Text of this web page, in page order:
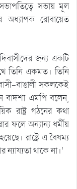
সভায় মূল
অধ্যাপক রোবায়েত
জন্য একটি
তিনি একমত। তিনি
বাঙালী সকলকেই
বাদশা এমপি বলেন,
রাষ্ট্র গঠনের কথা
ফলে অন্যান্য ধর্মীয়
রাষ্ট্রে এ বৈষম্য
ন্যায্যতা থাকে না।’